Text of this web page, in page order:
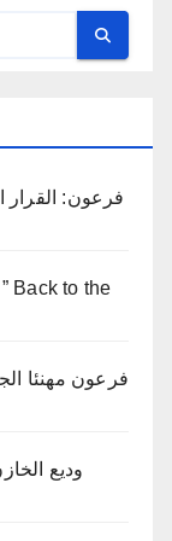
فرعون: القرار
فرعون مهنئا
وديع